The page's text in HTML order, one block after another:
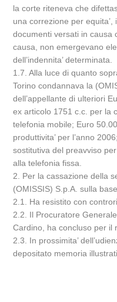
la corte riteneva che
una correzione per
documenti versati in causa
causa, non emergevano
dell’indennita’ determinata.
1.7. Alla luce di quanto
Torino condannava la
dell’appellante di ulteriori
ex articolo 1751 c.c. per la
telefonia mobile; Euro
produttivita’ per l’anno
sostitutiva del preavviso
alla telefonia fissa.
2. Per la cassazione della
(OMISSIS) S.p.A. sulla
2.1. Ha resistito con
2.2. Il Procuratore
Cardino, ha concluso per il
2.3. In prossimita’
depositato memoria